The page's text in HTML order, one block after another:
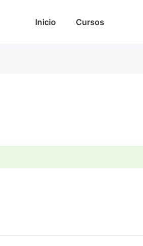
Inicio Cursos